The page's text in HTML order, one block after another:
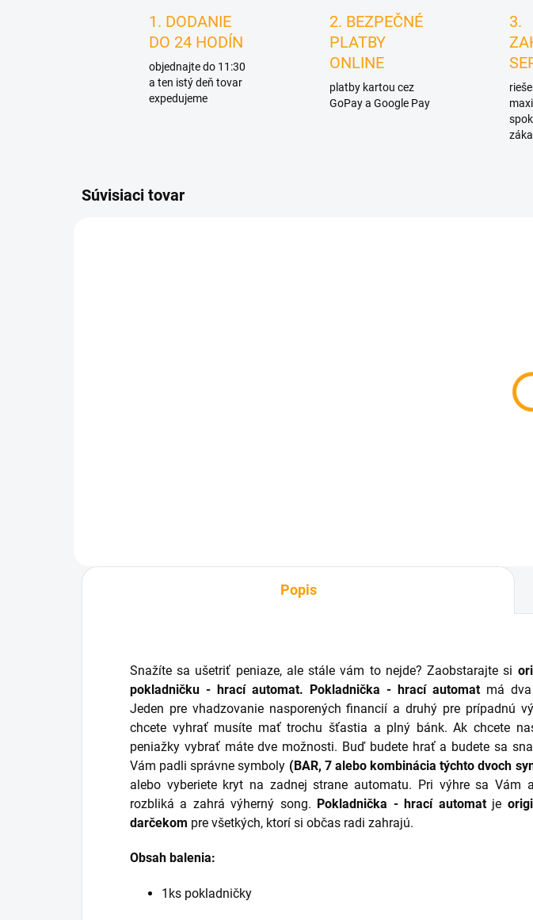
1. DODANIE
DO 24 HODÍN
objednajte do 11:30
a ten istý deň tovar
expedujeme
2. BEZPEČNÉ
PLATBY
ONLINE
platby kartou cez
GoPay a Google Pay
3.
Súvisiaci tovar
Popis
Snažíte sa ušetriť peniaze, ale stále vám to nejde? Zaobstarajte si
pokladničku - hrací automat. Pokladnička - hrací automatmá dva
Jeden pre vhadzovanie nasporených financií a druhý pre prípadnú
chcete vyhrať musíte mať trochu šťastia a plný bánk. Ak chcete
peniažky vybrať máte dve možnosti. Buď budete hrať a budete sa
Vám padli správne symboly (BAR, 7 alebo kombinácia týchto dvoch
alebo vyberiete kryt na zadnej strane automatu. Pri výhre sa Vám
rozbliká a zahrá výherný song. Pokladnička - hrací automatje
darčekom pre všetkých, ktorí si občas radi zahrajú.
Obsah balenia:
1ks pokladničky